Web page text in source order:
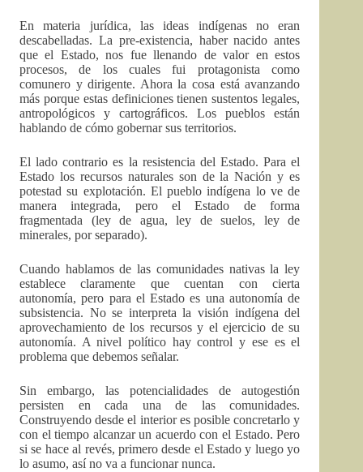
En materia jurídica, las ideas indígenas no eran
descabelladas. La pre-existencia, haber nacido antes
que el Estado, nos fue llenando de valor en estos
procesos, de los cuales fui protagonista como
comunero y dirigente. Ahora la cosa está avanzando
más porque estas definiciones tienen sustentos legales,
antropológicos y cartográficos. Los pueblos están
hablando de cómo gobernar sus territorios.
El lado contrario es la resistencia del Estado. Para el
Estado los recursos naturales son de la Nación y es
potestad su explotación. El pueblo indígena lo ve de
manera integrada, pero el Estado de forma
fragmentada (ley de agua, ley de suelos, ley de
minerales, por separado).
Cuando hablamos de las comunidades nativas la ley
establece claramente que cuentan con cierta
autonomía, pero para el Estado es una autonomía de
subsistencia. No se interpreta la visión indígena del
aprovechamiento de los recursos y el ejercicio de su
autonomía. A nivel político hay control y ese es el
problema que debemos señalar.
Sin embargo, las potencialidades de autogestión
persisten en cada una de las comunidades.
Construyendo desde el interior es posible concretarlo y
con el tiempo alcanzar un acuerdo con el Estado. Pero
si se hace al revés, primero desde el Estado y luego yo
lo asumo, así no va a funcionar nunca.